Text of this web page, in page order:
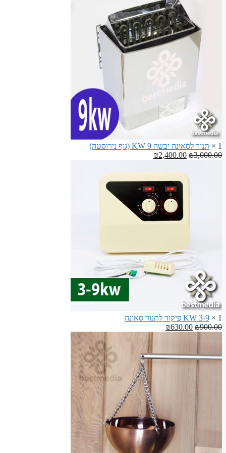
ספסלים
לסאונה
₪100.00.
₪70.00.
1 ×
תנור לסאונה יבשה 9 KW (גוף נירוסטה)
₪3,000.00
המחיר
היה:
₪3,000.00.
₪2,400.00
הוא:
₪2,400.00.
1 ×
3-9 KW פיקוד לתנור סאונה
₪900.00
המחיר
₪900.00.
₪630.00
הנוכחי
₪630.00.